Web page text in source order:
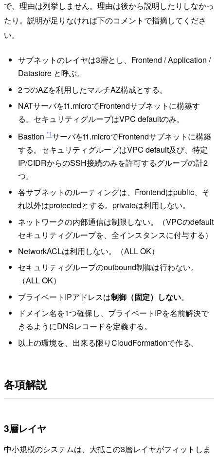
で、理由は列挙しません。理由は後から説明したりしなかっ
たり。説明が足りなければ下のコメントで指摘してくださ
い。
サブネットのレイヤは3層とし、Frontend / Application /
Datastore と呼ぶ。
2つのAZを利用したマルチAZ構成とする。
NATサーバをt1.microでFrontendサブネットに構築す
る。セキュリティグループはVPC defaultのみ。
Bastion*1サーバをt1.microでFrontendサブネットに構築
する。セキュリティグループはVPC default及び、特定
IP/CIDRからのSSH接続のみを許可するグループの計2
つ。
各サブネットのルーティングは、Frontendはpublic、そ
れ以外はprotectedとする。privateは利用しない。
ネットワークの内部通信は制限しない。（VPCのdefault
セキュリティグループを、全インスタンスに付与する）
NetworkACLは利用しない。（ALL OK）
セキュリティグループのoutbound制御は行わない。
（ALL OK）
プライベートIPアドレスは制御（固定）しない。
ドメイン名を1つ確保し、プライベートIPを名前解決で
きるようにDNSレコードを定義する。
以上の環境を、出来る限りCloudFormationで作る。
各項解説
3層レイヤ
中小規模のシステムは、大抵この3層レイヤがフィットしま